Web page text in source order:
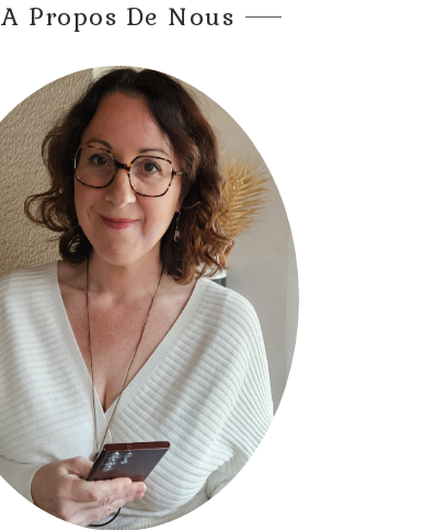
A Propos De Nous